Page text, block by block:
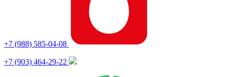
+7 (988) 585-04-08
+7 (903) 464-29-22